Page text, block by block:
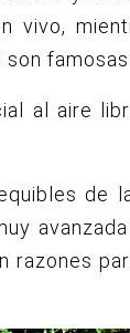
vivo,
al aire
de
razones